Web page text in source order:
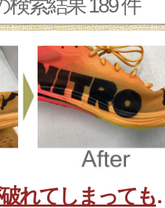
検索結果 189 件
陸上スパ